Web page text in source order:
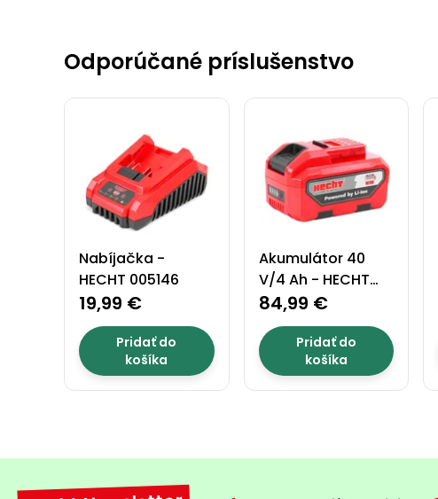
Odporúčané príslušenstvo
Nabíjačka -
HECHT 005146
19,99 €
Pridať do
košíka
Akumulátor 40
V/4 Ah - HECHT
005140B
84,99 €
Pridať do
košíka